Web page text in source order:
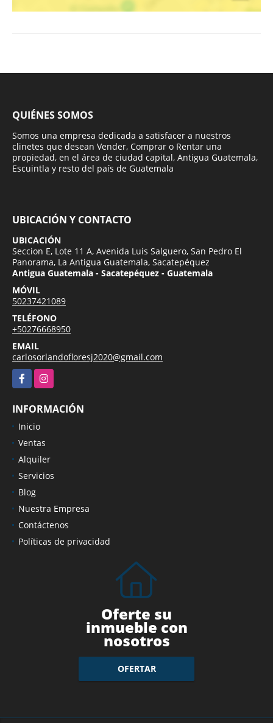
QUIÉNES SOMOS
Somos una empresa dedicada a satisfacer a nuestros
clinetes que desean Vender, Comprar o Rentar una
propiedad, en el área de ciudad capital, Antigua Guatemala,
Escuintla y resto del país de Guatemala
UBICACIÓN Y CONTACTO
UBICACIÓN
Seccion E, Lote 11 A, Avenida Luis Salguero, San Pedro El
Panorama, La Antigua Guatemala, Sacatepéquez
Antigua Guatemala - Sacatepéquez - Guatemala
MÓVIL
50237421089
TELÉFONO
+50276668950
EMAIL
carlosorlandofloresj2020@gmail.com
FacebookInstagram
INFORMACIÓN
Inicio
Ventas
Alquiler
Servicios
Blog
Nuestra Empresa
Contáctenos
Políticas de privacidad
Oferte su
inmueble con
nosotros
OFERTAR